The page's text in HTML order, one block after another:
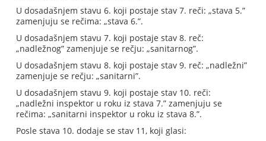
U dosadašnjem stavu 6. koji postaje stav 7. reči: „stava 5.”
zamenjuju se rečima: „stava 6.”.
U dosadašnjem stavu 7. koji postaje stav 8. reč:
„nadležnog” zamenjuje se rečju: „sanitarnog”.
U dosadašnjem stavu 8. koji postaje stav 9. reč: „nadležni”
zamenjuje se rečju: „sanitarni”.
U dosadašnjem stavu 9. koji postaje stav 10. reči:
„nadležni inspektor u roku iz stava 7.” zamenjuju se
rečima: „sanitarni inspektor u roku iz stava 8.”.
Posle stava 10. dodaje se stav 11, koji glasi: